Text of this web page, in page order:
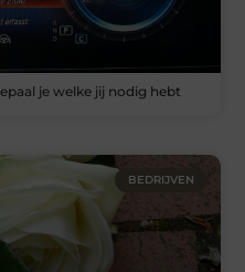
je welke jij nodig hebt
BEDRIJVEN